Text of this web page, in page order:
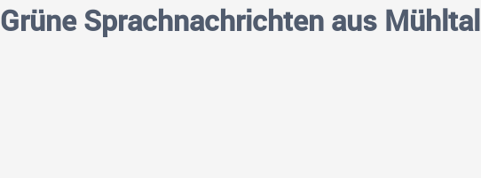
Grüne Sprachnachrichten aus Mühltal